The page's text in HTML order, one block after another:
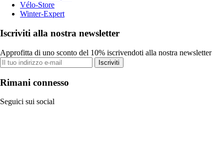
Vélo-Store
Winter-Expert
Iscriviti alla nostra newsletter
Approfitta di uno sconto del 10% iscrivendoti alla nostra newsletter
Iscriviti
Rimani connesso
Seguici sui social